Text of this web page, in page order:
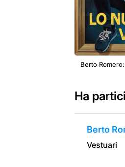
Berto
Ha
Berto
Vestuari